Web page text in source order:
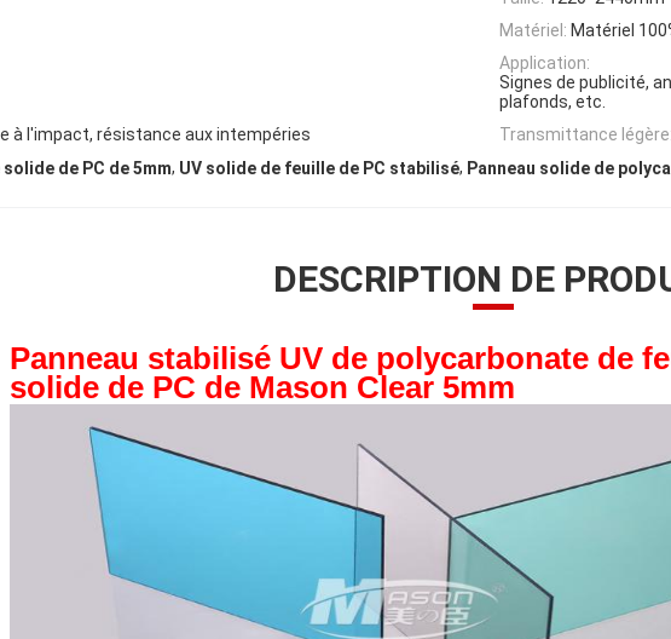
Matériel: Matériel
Application:
Signes de publicité,
plafonds, etc.
à l'impact, résistance aux intempéries Transmittance légère:
de PC de 5mm, UV solide de feuille de PC stabilisé, Panneau solide de
DESCRIPTION DE
Panneau stabilisé UV de polycarbonate de
solide de PC de Mason Clear 5mm